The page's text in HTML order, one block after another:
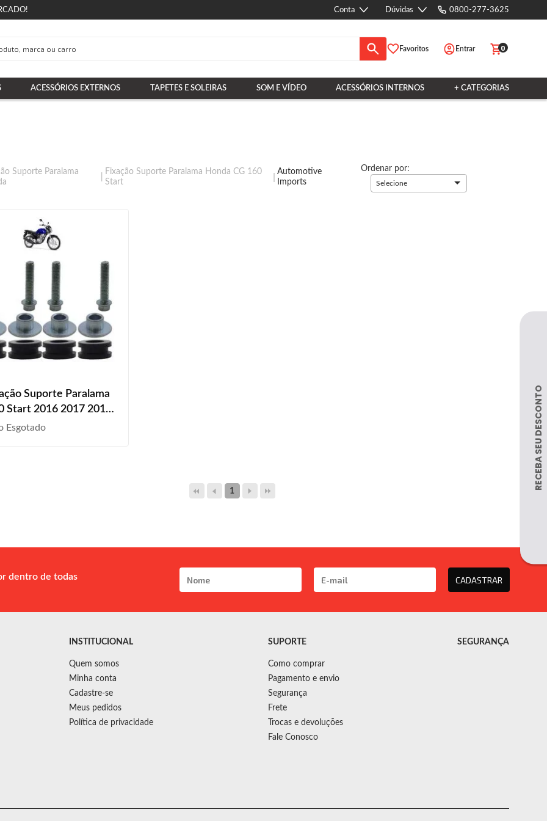
Conta Dúvidas 0800-277-3625
Favoritos Entrar 0
ACESSÓRIOS EXTERNOS TAPETES E SOLEIRAS SOM E VÍDEO ACESSÓRIOS INTERNOS + CATEGORIAS
Suporte Paralama
Fixação Suporte Paralama Honda CG 160
Start
Automotive
Imports
Ordenar por:
Selecione
Suporte Paralama
Start 2016 2017 2018
2021 2022 2023
Esgotado
1
dentro de todas
CADASTRAR
INSTITUCIONAL
Quem somos
Minha conta
Cadastre-se
Meus pedidos
Política de privacidade
SUPORTE
Como comprar
Pagamento e envio
Segurança
Frete
Trocas e devoluções
Fale Conosco
SEGURANÇA